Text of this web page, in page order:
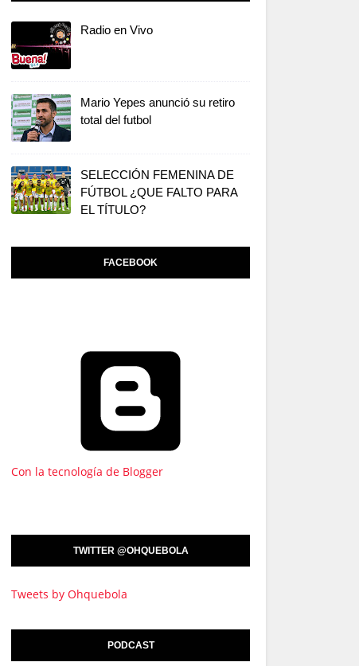
Radio en Vivo
Mario Yepes anunció su retiro
total del futbol
SELECCIÓN FEMENINA DE
FÚTBOL ¿QUE FALTO PARA
EL TÍTULO?
FACEBOOK
Con la tecnología de Blogger
TWITTER @OHQUEBOLA
Tweets by Ohquebola
PODCAST